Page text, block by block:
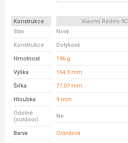
Konstrukce Xiaomi Redmi 9C
Stav
Nový
Konstrukce Dotyková
Hmotnost 196 g
Výška 164,9 mm
Šířka 77,07 mm
Hloubka 9 mm
Odolné
(outdoor)
Ne
Barva Oranžová